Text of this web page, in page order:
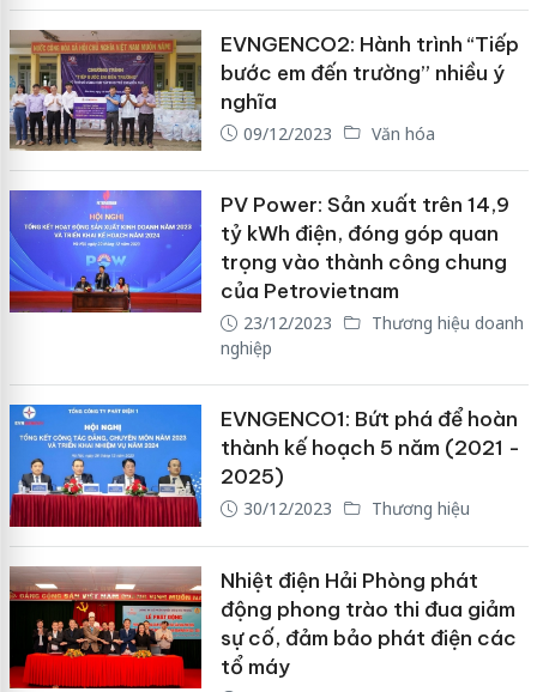
EVNGENCO2: Hành trình “Tiếp
bước em đến trường” nhiều ý
nghĩa
09/12/2023 Văn hóa
PV Power: Sản xuất trên 14,9
tỷ kWh điện, đóng góp quan
trọng vào thành công chung
của Petrovietnam
23/12/2023
Thương hiệu doanh
nghiệp
EVNGENCO1: Bứt phá để hoàn
thành kế hoạch 5 năm (2021 -
2025)
30/12/2023 Thương hiệu
Nhiệt điện Hải Phòng phát
động phong trào thi đua giảm
sự cố, đảm bảo phát điện các
tổ máy